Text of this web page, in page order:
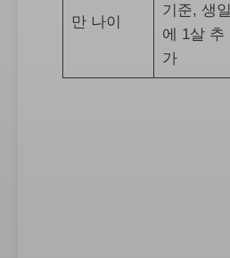
만 나이
기준, 생일
에 1살 추
가